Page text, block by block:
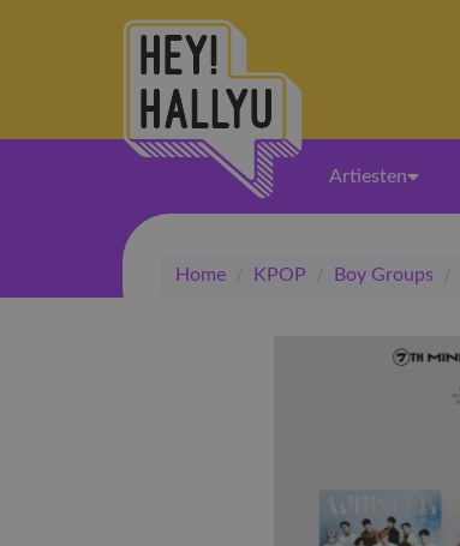
Artiesten
Home / KPOP / Boy Groups /